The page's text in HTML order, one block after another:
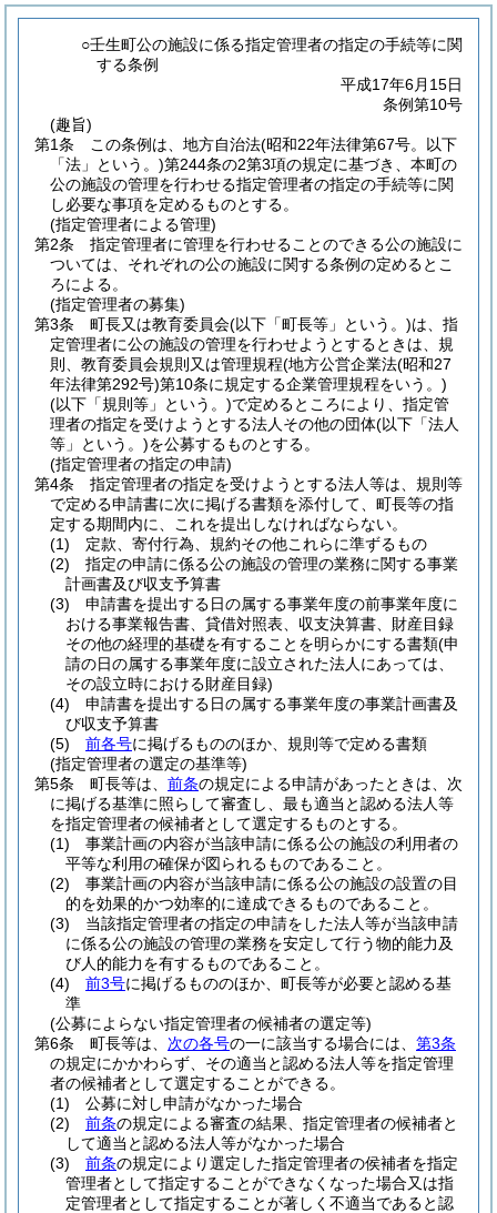
○壬生町公の施設に係る指定管理者の指定の手続等に関
する条例
平成17年6月15日
条例第10号
(趣旨)
第1条
この条例は、地方自治法(昭和22年法律第67号。以下
「法」という。)第244条の2第3項の規定に基づき、本町の
公の施設の管理を行わせる指定管理者の指定の手続等に関
し必要な事項を定めるものとする。
(指定管理者による管理)
第2条
指定管理者に管理を行わせることのできる公の施設に
ついては、それぞれの公の施設に関する条例の定めるとこ
ろによる。
(指定管理者の募集)
第3条
町長又は教育委員会(以下「町長等」という。)は、指
定管理者に公の施設の管理を行わせようとするときは、規
則、教育委員会規則又は管理規程(地方公営企業法(昭和27
年法律第292号)第10条に規定する企業管理規程をいう。)
(以下「規則等」という。)で定めるところにより、指定管
理者の指定を受けようとする法人その他の団体(以下「法人
等」という。)を公募するものとする。
(指定管理者の指定の申請)
第4条
指定管理者の指定を受けようとする法人等は、規則等
で定める申請書に次に掲げる書類を添付して、町長等の指
定する期間内に、これを提出しなければならない。
(1)
定款、寄付行為、規約その他これらに準ずるもの
(2)
指定の申請に係る公の施設の管理の業務に関する事業
計画書及び収支予算書
(3)
申請書を提出する日の属する事業年度の前事業年度に
おける事業報告書、貸借対照表、収支決算書、財産目録
その他の経理的基礎を有することを明らかにする書類(申
請の日の属する事業年度に設立された法人にあっては、
その設立時における財産目録)
(4)
申請書を提出する日の属する事業年度の事業計画書及
び収支予算書
(5)
前各号に掲げるもののほか、規則等で定める書類
(指定管理者の選定の基準等)
第5条
町長等は、 前条の規定による申請があったときは、次
に掲げる基準に照らして審査し、最も適当と認める法人等
を指定管理者の候補者として選定するものとする。
(1)
事業計画の内容が当該申請に係る公の施設の利用者の
平等な利用の確保が図られるものであること。
(2)
事業計画の内容が当該申請に係る公の施設の設置の目
的を効果的かつ効率的に達成できるものであること。
(3)
当該指定管理者の指定の申請をした法人等が当該申請
に係る公の施設の管理の業務を安定して行う物的能力及
び人的能力を有するものであること。
(4)
前3号に掲げるもののほか、町長等が必要と認める基
準
(公募によらない指定管理者の候補者の選定等)
第6条
町長等は、 次の各号の一に該当する場合には、 第3条
の規定にかかわらず、その適当と認める法人等を指定管理
者の候補者として選定することができる。
(1)
公募に対し申請がなかった場合
(2)
前条の規定による審査の結果、指定管理者の候補者と
して適当と認める法人等がなかった場合
(3)
前条の規定により選定した指定管理者の侯補者を指定
管理者として指定することができなくなった場合又は指
定管理者として指定することが著しく不適当であると認